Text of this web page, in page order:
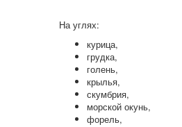
На углях:
курица,
грудка,
голень,
крылья,
скумбрия,
морской окунь,
форель,